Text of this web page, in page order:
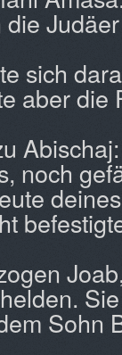
sich
aber die
noch
Sohn